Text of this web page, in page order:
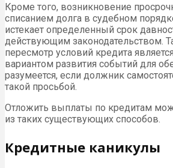
Кроме того, возникновение
списанием долга в судебном
истекает определенный срок
действующим законодательством.
пересмотр условий кредита
вариантом развития событий для
разумеется, если должник
такой просьбой.
Отложить выплаты по кредитам
из таких существующих способов.
Кредитные каникулы